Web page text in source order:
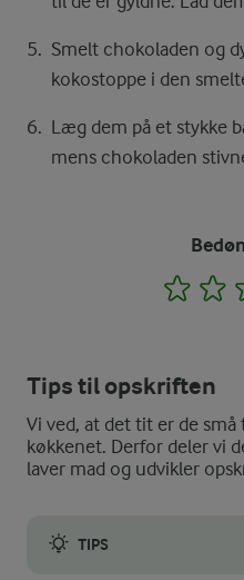
Smelt chokoladen og
kokostoppe i den
Læg dem på et stykke
mens chokoladen
1 2
Tips til opskriften
Vi ved, at det tit er de
køkkenet. Derfor deler vi
laver mad og udvikler
TIPS